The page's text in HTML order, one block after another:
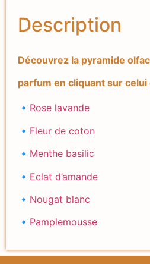
Description
Découvrez la pyramide
parfum en cliquant sur
🔹 Rose lavande
🔹 Fleur de coton
🔹 Menthe basilic
🔹 Eclat d’amande
🔹 Nougat blanc
🔹 Pamplemousse